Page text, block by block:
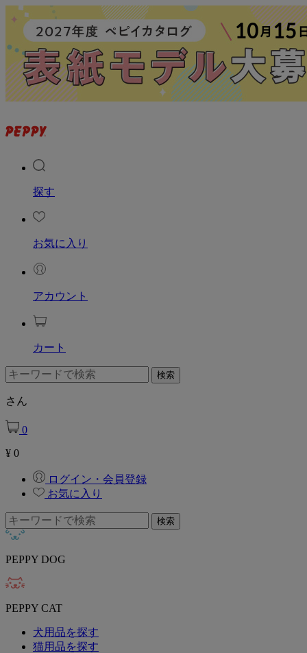
探す
お気に入り
アカウント
カート
さん
0
¥ 0
ログイン・会員登録
お気に入り
PEPPY DOG
PEPPY CAT
犬用品を探す
猫用品を探す